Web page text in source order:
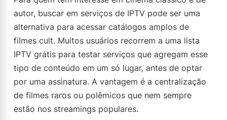
autor, buscar em serviços de IPTV pode ser uma
alternativa para acessar catálogos amplos de
filmes cult. Muitos usuários recorrem a uma lista
IPTV grátis para testar serviços que agregam esse
tipo de conteúdo em um só lugar, antes de optar
por uma assinatura. A vantagem é a centralização
de filmes raros ou polêmicos que nem sempre
estão nos streamings populares.